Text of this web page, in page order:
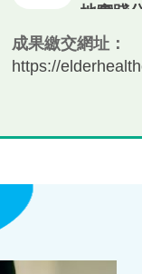
地實踐
成果繳交網址：
https://